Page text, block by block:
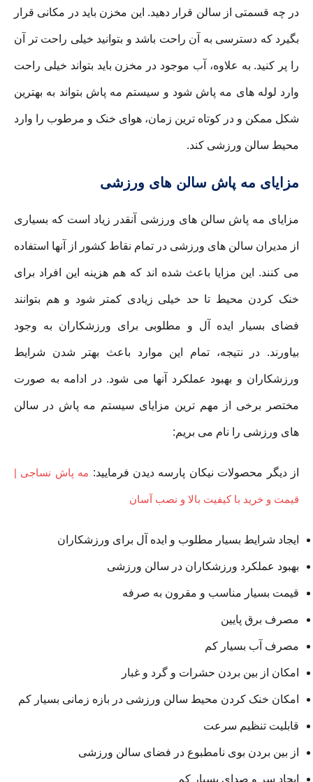
در چه قسمتی از سالن قرار دهید. این مخزن باید در مکانی قرار
بگیرد که دسترسی به آن راحت باشد و بتوانید خیلی راحت تر آن
را پر کنید. به علاوه، آب موجود در مخزن باید بتواند خیلی راحت
وارد لوله های مه پاش شود و سیستم مه پاش بتواند به بهترین
شکل ممکن و در کوتاه ترین زمان، هوای خنک و مرطوب را وارد
محیط سالن ورزشی کند.
مزایای مه پاش سالن های ورزشی
مزایای مه پاش سالن های ورزشی آنقدر زیاد است که بسیاری
از مدیران سالن های ورزشی در تمام نقاط کشور از آنها استفاده
می کنند. این مزایا باعث شده اند که هم هزینه این افراد برای
خنک کردن محیط تا حد خیلی زیادی کمتر شود و هم بتوانند
فضای بسیار ایده آل و مطلوبی برای ورزشکاران به وجود
بیاورند. در نتیجه، تمام این موارد باعث بهتر شدن شرایط
ورزشکاران و بهبود عملکرد آنها می شود. در ادامه به صورت
مختصر برخی از مهم ترین مزایای سیستم مه پاش در سالن
های ورزشی را نام می بریم:
از دیگر محصولات نیکان پارسه دیدن فرمایید: مه پاش نساجی |
قیمت و خرید با کیفیت بالا و نصب آسان
ایجاد شرایط بسیار مطلوب و ایده آل برای ورزشکاران
بهبود عملکرد ورزشکاران در سالن ورزشی
قیمت بسیار مناسب و مقرون به صرفه
مصرف برق پایین
مصرف آب بسیار کم
امکان از بین بردن حشرات و گرد و غبار
امکان خنک کردن محیط سالن ورزشی در بازه زمانی بسیار کم
قابلیت تنظیم سرعت
از بین بردن بوی نامطبوع در فضای سالن ورزشی
ایجاد سر و صدای بسیار کم